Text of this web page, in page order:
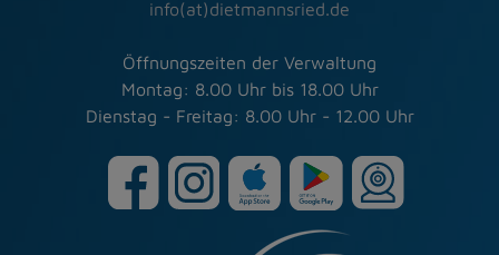
info(at)dietmannsried.de
Öffnungszeiten der Verwaltung
Montag: 8.00 Uhr bis 18.00 Uhr
Dienstag - Freitag: 8.00 Uhr - 12.00 Uhr